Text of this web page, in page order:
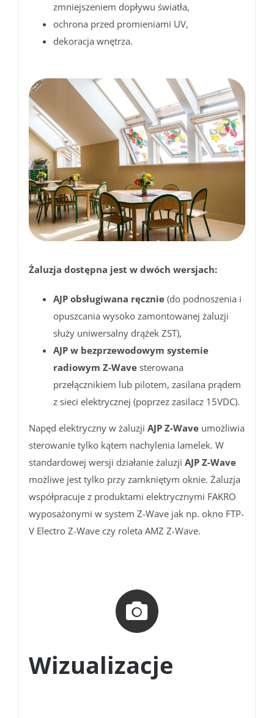
zmniejszeniem dopływu światła,
ochrona przed promieniami UV,
dekoracja wnętrza.
Żaluzja dostępna jest w dwóch wersjach:
AJP obsługiwana ręcznie(do podnoszenia i
opuszcania wysoko zamontowanej żaluzji
służy uniwersalny drążek ZST),
AJP w bezprzewodowym systemie
radiowym Z-Wavesterowana
przełącznikiem lub pilotem, zasilana prądem
z sieci elektrycznej (poprzez zasilacz 15VDC).
Napęd elektryczny w żaluzji AJP Z-Waveumożliwia
sterowanie tylko kątem nachylenia lamelek. W
standardowej wersji działanie żaluzji AJP Z-Wave
możliwe jest tylko przy zamkniętym oknie. Żaluzja
współpracuje z produktami elektrycznymi FAKRO
wyposażonymi w system Z-Wave jak np. okno FTP-
V Electro Z-Wave czy roleta AMZ Z-Wave.
Wizualizacje